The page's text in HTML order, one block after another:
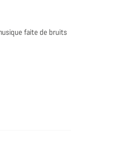
faite de bruits